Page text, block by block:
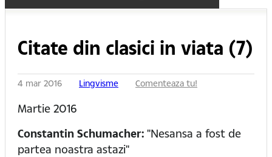
Citate din clasici in viata (7)
4 mar 2016 Lingvisme Comenteaza tu!
Martie 2016
Constantin Schumacher: "Nesansa a fost de
partea noastra astazi"